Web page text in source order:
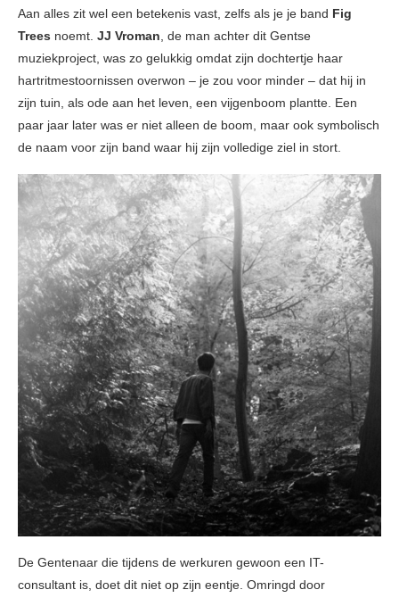
Aan alles zit wel een betekenis vast, zelfs als je je band Fig
Trees noemt. JJ Vroman, de man achter dit Gentse
muziekproject, was zo gelukkig omdat zijn dochtertje haar
hartritmestoornissen overwon – je zou voor minder – dat hij in
zijn tuin, als ode aan het leven, een vijgenboom plantte. Een
paar jaar later was er niet alleen de boom, maar ook symbolisch
de naam voor zijn band waar hij zijn volledige ziel in stort.
De Gentenaar die tijdens de werkuren gewoon een IT-
consultant is, doet dit niet op zijn eentje. Omringd door